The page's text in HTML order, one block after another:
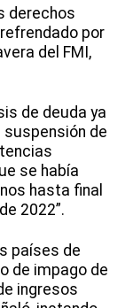
derechos
por
del FMI,
de deuda ya
suspensión de
se había
hasta final
2022”.
países de
de impago de
ingresos